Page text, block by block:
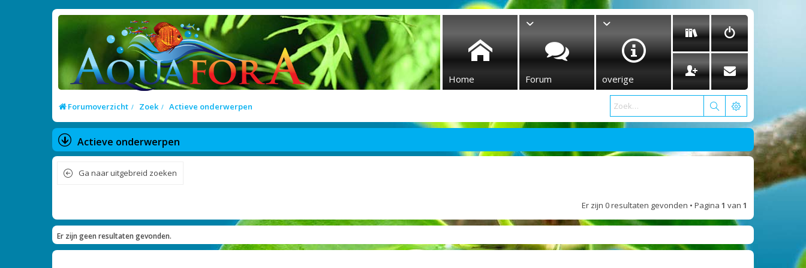
Home Forum overige
Forumoverzicht Zoek Actieve onderwerpen
Actieve onderwerpen
Ga naar uitgebreid zoeken
Er zijn 0 resultaten gevonden • Pagina 1 van 1
Er zijn geen resultaten gevonden.